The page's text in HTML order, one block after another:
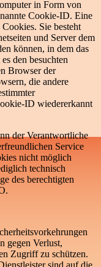
in Form von
Cookie-ID. Eine
Sie besteht
und Server dem
können, in dem das
den besuchten
Browser der
die andere
ID wiedererkannt
der Verantwortliche
Service
nicht möglich
technisch
des berechtigten
gegen Verlust,
Zugriff zu schützen.